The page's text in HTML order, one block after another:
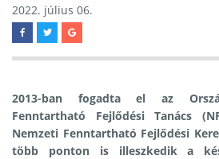
2022. július 06.
2013-ban fogadta el az
Fenntartható Fejlődési Tanács
Nemzeti Fenntartható Fejlődési
több ponton is illeszkedik a